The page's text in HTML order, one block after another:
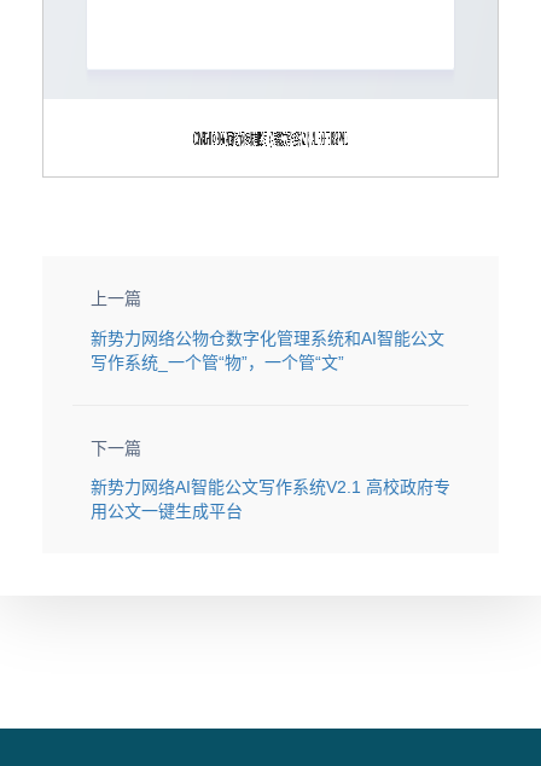
上一篇
新势力网络公物仓数字化管理系统和AI智能公文
写作系统_一个管“物”，一个管“文”
下一篇
新势力网络AI智能公文写作系统V2.1 高校政府专
用公文一键生成平台